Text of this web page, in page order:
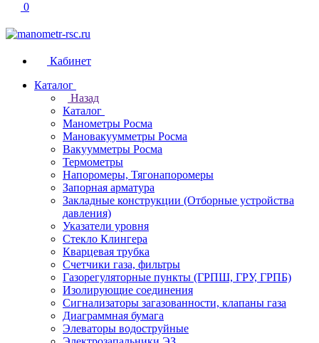
0
Кабинет
Каталог
Назад
Каталог
Манометры Росма
Мановакуумметры Росма
Вакуумметры Росма
Термометры
Напоромеры, Тягонапоромеры
Запорная арматура
Закладные конструкции (Отборные устройства
давления)
Указатели уровня
Стекло Клингера
Кварцевая трубка
Счетчики газа, фильтры
Газорегуляторные пункты (ГРПШ, ГРУ, ГРПБ)
Изолирующие соединения
Сигнализаторы загазованности, клапаны газа
Диаграммная бумага
Элеваторы водоструйные